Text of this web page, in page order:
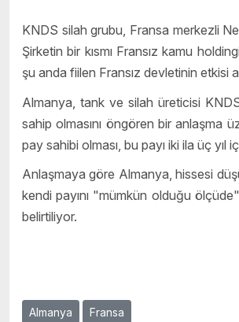
KNDS silah grubu, Fransa merkezli
Şirketin bir kısmı Fransız kamu
şu anda fiilen Fransız devletinin etkisi
Almanya, tank ve silah üreticisi
sahip olmasını öngören bir anlaşma
pay sahibi olması, bu payı iki ila üç yıl
Anlaşmaya göre Almanya, hissesi
kendi payını "mümkün olduğu
belirtiliyor.
Almanya Fransa